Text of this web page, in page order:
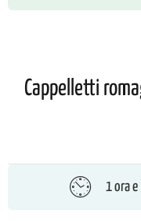
Cappelletti
1 ora